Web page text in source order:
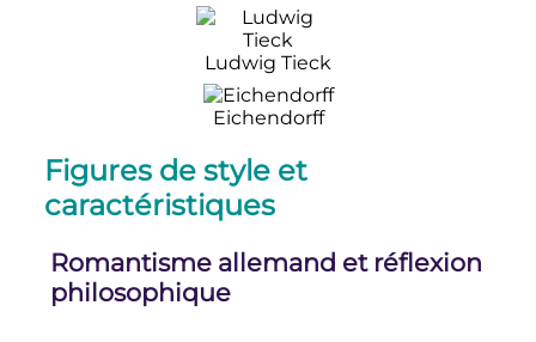
Ludwig Tieck
Eichendorff
Figures de style et
caractéristiques
Romantisme allemand et réflexion
philosophique